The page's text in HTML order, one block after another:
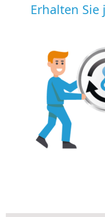
Erhalten